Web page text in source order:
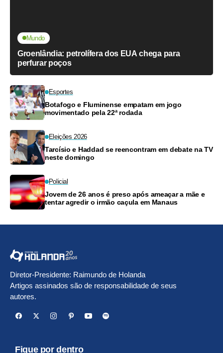
Mundo
Groenlândia: petrolífera dos EUA chega para
perfurar poços
Esportes
Botafogo e Fluminense empatam em jogo
movimentado pela 22ª rodada
Eleições 2026
Tarcísio e Haddad se reencontram em debate na TV
neste domingo
Policial
Jovem de 26 anos é preso após ameaçar a mãe e
tentar agredir o irmão caçula em Manaus
Diretor-Presidente: Raimundo de Holanda
Artigos assinados são de responsabilidade de seus
autores.
Fique por dentro